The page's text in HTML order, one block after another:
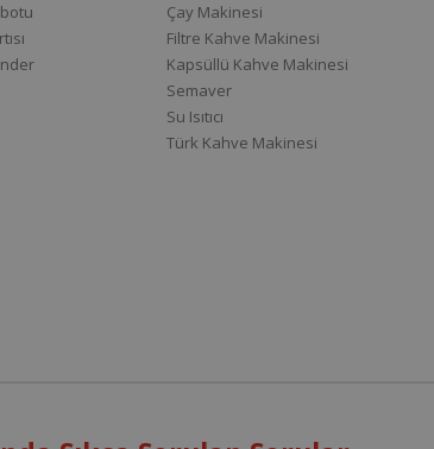
Çay Makinesi
Filtre Kahve Makinesi
Kapsüllü Kahve Makinesi
Semaver
Su Isıtıcı
Türk Kahve Makinesi